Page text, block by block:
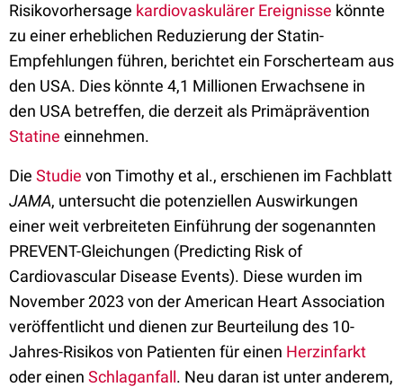
Risikovorhersage kardiovaskulärer Ereignisse könnte
zu einer erheblichen Reduzierung der Statin-
Empfehlungen führen, berichtet ein Forscherteam aus
den USA. Dies könnte 4,1 Millionen Erwachsene in
den USA betreffen, die derzeit als Primäprävention
Statine einnehmen.
Die Studie von Timothy et al., erschienen im Fachblatt
JAMA, untersucht die potenziellen Auswirkungen
einer weit verbreiteten Einführung der sogenannten
PREVENT-Gleichungen (Predicting Risk of
Cardiovascular Disease Events). Diese wurden im
November 2023 von der American Heart Association
veröffentlicht und dienen zur Beurteilung des 10-
Jahres-Risikos von Patienten für einen Herzinfarkt
oder einen Schlaganfall. Neu daran ist unter anderem,